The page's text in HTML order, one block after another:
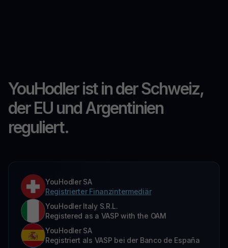
YouHodler ist in der Schweiz,
der EU und Argentinien
reguliert.
YouHodler SA
Registrierter Finanzintermediär
YouHodler Italy S.R.L.
Registered as a VASP with the OAM
YouHodler SA
Registriert als VASP bei der Banco de España